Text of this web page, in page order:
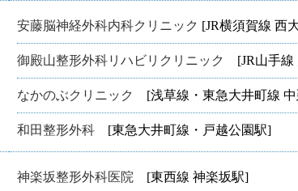
安藤脳神経外科内科クリニック [JR横須賀線 西
御殿山整形外科リハビリクリニック [JR山手線
なかのぶクリニック [浅草線・東急大井町線
和田整形外科[東急大井町線・戸越公園駅]
神楽坂整形外科医院 [東西線 神楽坂駅]